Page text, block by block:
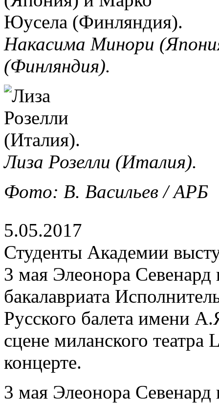
Накасима Минори
(Финляндия).
Лиза Розелли (Италия).
Фото: В. Васильев / АРБ
5.05.2017
Студенты Академии
3 мая Элеонора
бакалавриата
Русского балета имени
сцене миланского театра
концерте.
3 мая Элеонора